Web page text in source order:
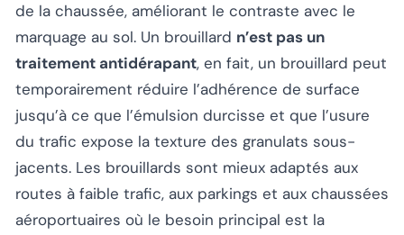
de la chaussée, améliorant le contraste avec le
marquage au sol. Un brouillard n’est pas un
traitement antidérapant, en fait, un brouillard peut
temporairement réduire l’adhérence de surface
jusqu’à ce que l’émulsion durcisse et que l’usure
du trafic expose la texture des granulats sous-
jacents. Les brouillards sont mieux adaptés aux
routes à faible trafic, aux parkings et aux chaussées
aéroportuaires où le besoin principal est la